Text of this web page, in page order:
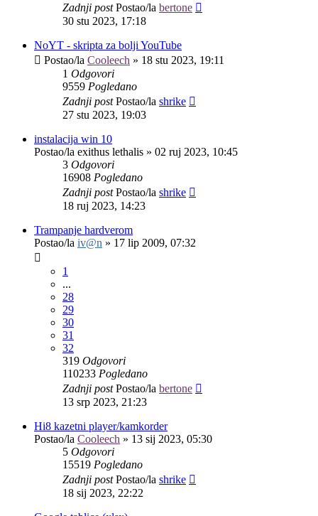
Zadnji postPostao/la bertone
30 stu 2023, 17:18
NoYT - skripta za bolji YouTube
Postao/la Cooleech » 18 stu 2023, 19:11
1 Odgovori
9559 Pogledano
Zadnji postPostao/la shrike
27 stu 2023, 19:03
instalacija win 10
Postao/la exithus lethalis » 02 ruj 2023, 10:45
3 Odgovori
16908 Pogledano
Zadnji postPostao/la shrike
18 ruj 2023, 14:23
Trampanje hardverom
Postao/la iv@n » 17 lip 2009, 07:32
1
...
28
29
30
31
32
319 Odgovori
110233 Pogledano
Zadnji postPostao/la bertone
13 srp 2023, 21:23
Hi8 kazetni player/kamkorder
Postao/la Cooleech » 13 sij 2023, 05:30
5 Odgovori
15519 Pogledano
Zadnji postPostao/la shrike
18 sij 2023, 22:22